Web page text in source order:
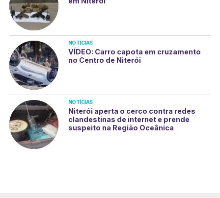
NOTÍCIAS
VÍDEO: Carro capota em cruzamento
no Centro de Niterói
NOTÍCIAS
Niterói aperta o cerco contra redes
clandestinas de internet e prende
suspeito na Região Oceânica